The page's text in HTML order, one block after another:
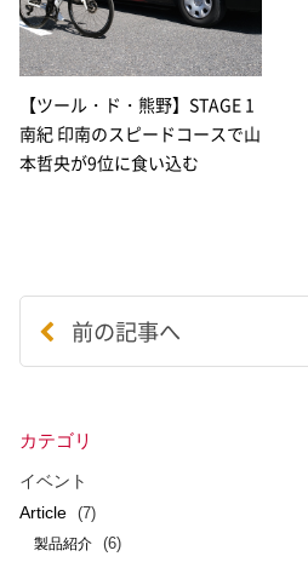
【ツール・ド・熊野】STAGE 1
南紀 印南のスピードコースで山
本哲央が9位に食い込む
前の記事へ
カテゴリ
イベント
Article
(7)
製品紹介 (6)